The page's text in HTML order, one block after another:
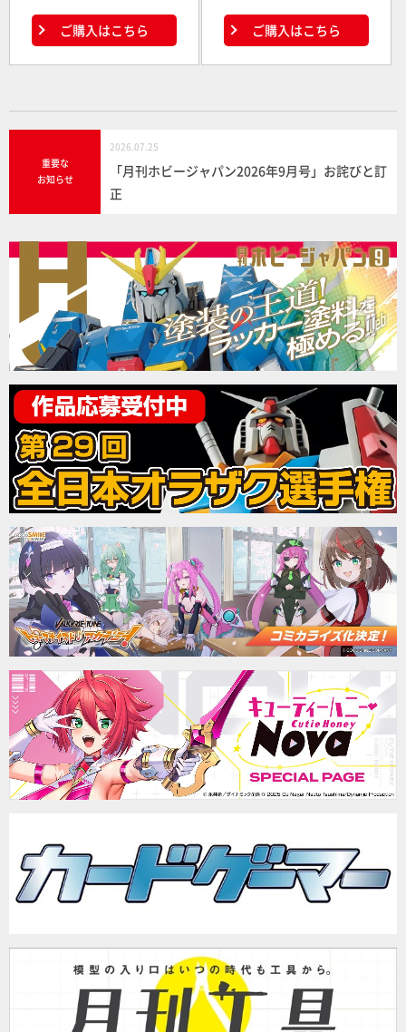
ご購入はこちら ご購入はこちら
重要な
お知らせ
2026.07.25
「月刊ホビージャパン2026年9月号」お詫びと訂
正